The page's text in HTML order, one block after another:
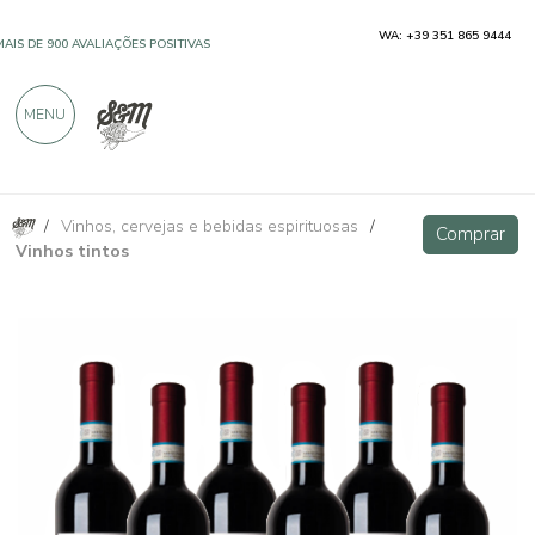
/ Vinhos, cervejas e bebidas espirituosas /
Vinhos tintos
Comprar
Barbera d'Alba DOC - Cravanzola Comprar
DE 900 AVALIAÇÕES POSITIVAS WA: +39 351 865 9444
MENU